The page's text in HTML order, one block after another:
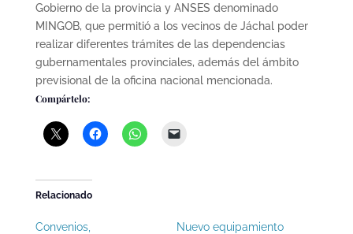
Gobierno de la provincia y ANSES denominado
MINGOB, que permitió a los vecinos de Jáchal poder
realizar diferentes trámites de las dependencias
gubernamentales provinciales, además del ámbito
previsional de la oficina nacional mencionada.
Compártelo:
Relacionado
Convenios,
Nuevo equipamiento